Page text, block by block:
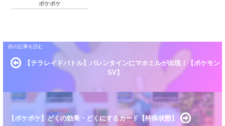
ポケポケ
59 ゲットできるカード 「ウルトラネクロズマex」
「カ…
【テラレイドバトル】バレンタインにマホミルが出現！【ポケモン
SV】
【ポケポケ】どくの効果・どくにするカード【特殊状態】